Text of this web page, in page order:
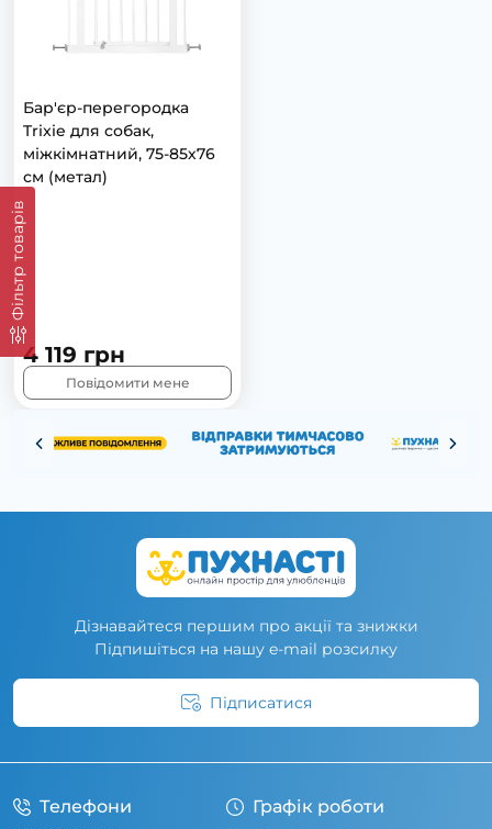
Фільтр товарів
Бар'єр-перегородка
Trixie для собак,
міжкімнатний, 75-85х76
см (метал)
4 119 грн
Повідомити мене
Дізнавайтеся першим про акції та знижки
Підпишіться на нашу e-mail розсилку
Підписатися
Телефони Графік роботи